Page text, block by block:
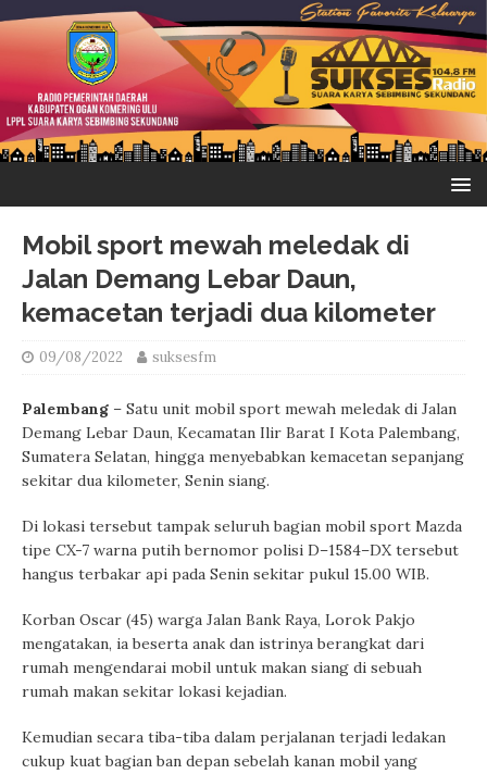
Mobil sport mewah meledak di
Jalan Demang Lebar Daun,
kemacetan terjadi dua kilometer
09/08/2022 suksesfm
Palembang – Satu unit mobil sport mewah meledak di Jalan
Demang Lebar Daun, Kecamatan Ilir Barat I Kota Palembang,
Sumatera Selatan, hingga menyebabkan kemacetan sepanjang
sekitar dua kilometer, Senin siang.
Di lokasi tersebut tampak seluruh bagian mobil sport Mazda
tipe CX-7 warna putih bernomor polisi D–1584–DX tersebut
hangus terbakar api pada Senin sekitar pukul 15.00 WIB.
Korban Oscar (45) warga Jalan Bank Raya, Lorok Pakjo
mengatakan, ia beserta anak dan istrinya berangkat dari
rumah mengendarai mobil untuk makan siang di sebuah
rumah makan sekitar lokasi kejadian.
Kemudian secara tiba-tiba dalam perjalanan terjadi ledakan
cukup kuat bagian ban depan sebelah kanan mobil yang